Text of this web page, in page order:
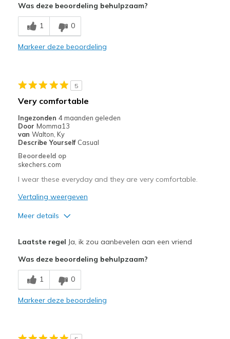
Breathe Well
Comfortable
Beste toepassingen
Travel
Width
Sizing
View On Shoes
I'm Into Shoes
Was deze beoordeling behulpzaam?
1 0
Markeer deze beoordeling
5
Very comfortable
Ingezonden 4 maanden geleden
Door Momma13
van Walton, Ky
Describe Yourself Casual
Beoordeeld op
skechers.com
I wear these everyday and they are very comfortable.
Vertaling weergeven
Meer details
Breathe Well
Comfortable
Laatste regel Ja, ik zou aanbevelen aan een vriend
Was deze beoordeling behulpzaam?
1 0
Markeer deze beoordeling